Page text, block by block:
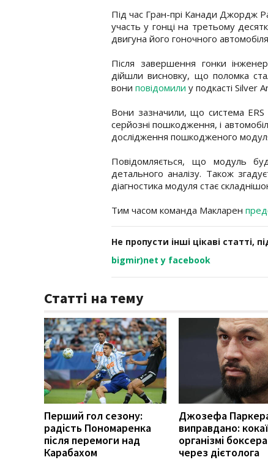
Під час Гран-прі Канади Джордж
участь у гонці на третьому
двигуна його гоночного
Після завершення гонки
дійшли висновку, що поломка
вони повідомили у подкасті Silver
Вони зазначили, що система
серйозні пошкодження, і
дослідження пошкодженого
Повідомляється, що модуль
детального аналізу. Також
діагностика модуля стає
Тим часом команда Макларен
Не пропусти інші цікаві статті,
bigmir)net у facebook
Статті на тему
Перший гол сезону:
радість Пономаренка
після перемоги над
Карабахом
Джозефа
виправдано:
організмі
через дієтолога